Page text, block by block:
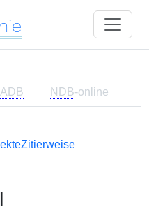
ADB NDB-online
Zitierweise